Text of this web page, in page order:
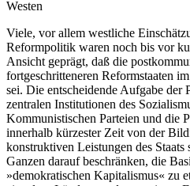
Viele, vor allem westliche
Reformpolitik waren noch bis vor
Ansicht geprägt, daß die
fortgeschritteneren Reformstaaten
sei. Die entscheidende Aufgabe
zentralen Institutionen des
Kommunistischen Parteien und die
innerhalb kürzester Zeit von der
konstruktiven Leistungen des
Ganzen darauf beschränken, die
»demokratischen Kapitalismus« zu